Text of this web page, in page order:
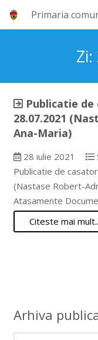
Primaria
Zi:
Publicatie de
28.07.2021
Ana-Maria)
28 iulie 2021
Publicatie de
(Nastase Robert-
Atasamente
Citeste mai
Arhiva